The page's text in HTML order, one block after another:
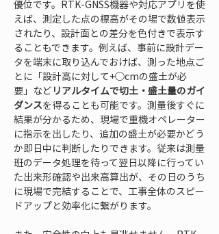
優位です。RTK-GNSS機器や対応アプリを使
えば、測定した点の標高がその場で数値表示
されたり、設計面との差分を色付きで表示す
ることもできます。例えば、事前に設計デー
タを端末に取り込んでおけば、測った地点ご
とに「設計高に対して+◯cmの盛土が必
要」など リアルタイムで切土・盛土量のガイ
ダンスを得ることも可能です。測量後すぐに
結果が分かるため、現場で重機オペレーター
に指示を出したり、追加の盛土が必要かどう
か即日中に判断したりできます。従来は測量
班のデータ処理を待って翌日以降に行ってい
た出来形確認や出来高算出が、その日のうち
に現場で完結することで、工事全体のスピー
ドアップと効率化に繋がります。